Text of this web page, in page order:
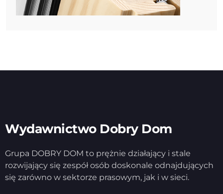
Wydawnictwo Dobry Dom
Grupa DOBRY DOM to prężnie działający i stale
rozwijający się zespół osób doskonale odnajdujących
się zarówno w sektorze prasowym, jak i w sieci.